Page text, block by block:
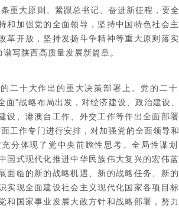
重大原则。紧跟总书记、奋进新征程，要
和加强党的全面领导，坚持中国特色社会
革开放，坚持发扬斗争精神等重大原则落
写陕西高质量发展新篇章。
二十大作出的重大决策部署上。党的二
面”战略布局出发，对经济建设、政治建设、
设、港澳台工作、外交工作等作出全面部
工作专门进行安排，对加强党的全面领导
分体现了党中央前瞻性思考、全局性谋
国式现代化推进中华民族伟大复兴的宏伟
临的新的战略机遇、新的战略任务、新的
实现全面建设社会主义现代化国家各项目
和国家事业发展大政方针和战略部署，努